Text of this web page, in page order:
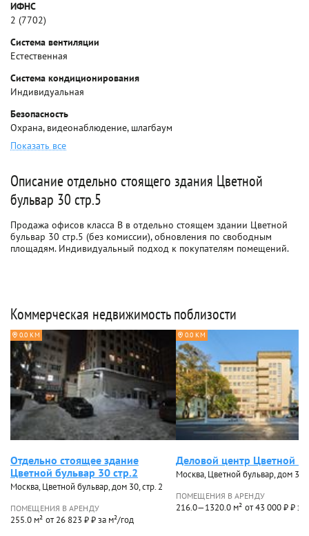
ИФНС
2 (7702)
Система вентиляции
Естественная
Система кондиционирования
Индивидуальная
Безопасность
Охрана, видеонаблюдение, шлагбаум
Показать все
Описание отдельно стоящего здания Цветной
бульвар 30 стр.5
Продажа офисов класса B в отдельно стоящем здании Цветной
бульвар 30 стр.5 (без комиссии), обновления по свободным
площадям. Индивидуальный подход к покупателям помещений.
Коммерческая недвижимость поблизости
0.0 КМ
Отдельно стоящее здание
Цветной бульвар 30 стр.2
Москва, Цветной бульвар, дом 30, стр. 2
ПОМЕЩЕНИЯ В АРЕНДУ
255.0 м² от 26 823 ₽ ₽ за м²/год
0.0 КМ
Деловой центр Цветной
Москва, Цветной бульвар, дом 30,
ПОМЕЩЕНИЯ В АРЕНДУ
216.0—1320.0 м² от 43 000 ₽ ₽ за